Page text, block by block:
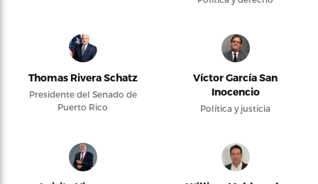
Thomas Rivera Schatz
Presidente del Senado de
Puerto Rico
Víctor García San
Inocencio
Política y justicia